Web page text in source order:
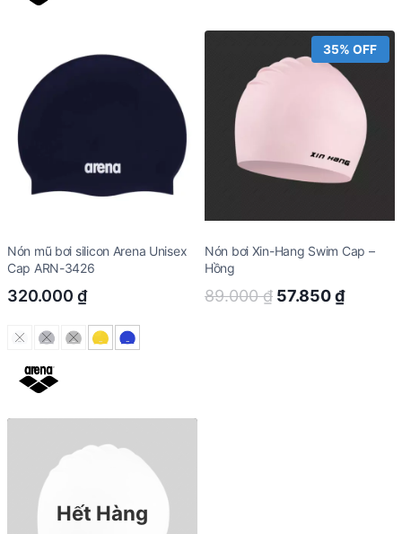
Nón mũ bơi silicon Arena Unisex
Cap ARN-3426
320.000 ₫
35% OFF
Nón bơi Xin-Hang Swim Cap –
Hồng
89.000₫ Original
57.850₫
Hết Hàng